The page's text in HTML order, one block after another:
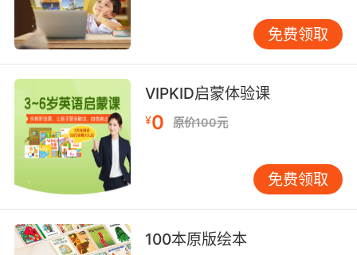
值得注意的是，雾和雾霾在不同文化和语境中的
理解和描述可能存在差异。在一些西方国家，由
于工业化历程较早，雾霾问题曾长期困扰城市居
和文化背景。而在其他国家，尤其是那些自然环
境优美、空气质量良好的地方，人们可能更熟悉
“fog”这一词汇，对“smog”的感知则相对陌生。因
此，在学习描述雾和雾霾的英语词汇时，了解不
同文化背景下的语境差异，有助于学习者更准确
地理解和运用这些词汇。
高级表达与学术用语
免费领取
VIPKID启蒙体验课
¥0 原价100元
免费领取
100本原版绘本